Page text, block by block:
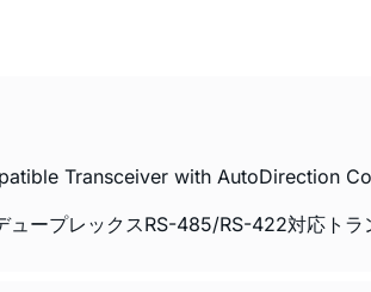
Transceiver with AutoDirection
ープレックスRS-485/RS-422対応ト